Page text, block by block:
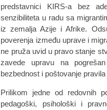
predstavnici KIRS-a bez
senzibiliteta u radu sa
iz zemalja Azije i Afrike.
poverenja između uprave i
ne pruža uvid u pravo stanje
zavede upravu na
bezbednost i poštovanje
Prilikom jedne od redovnih
pedagoški, psihološki i